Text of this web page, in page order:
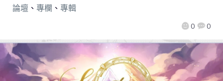
0 0
論壇 、 專欄 、 專輯